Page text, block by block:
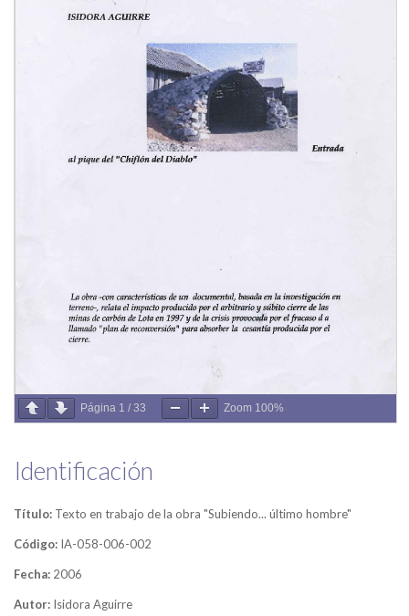
Página 1 / 33 Zoom 100%
Identificación
Título: Texto en trabajo de la obra "Subiendo... último hombre"
Código: IA-058-006-002
Fecha: 2006
Autor: Isidora Aguirre